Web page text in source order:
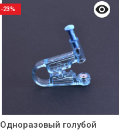
Одноразовый голубой
-23%